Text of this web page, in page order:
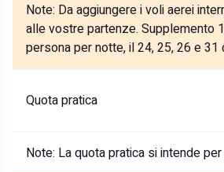
Note: Da aggiungere i voli aerei
alle vostre partenze. Supplemento
persona per notte, il 24, 25, 26 e 31
Quota pratica
Note: La quota pratica si intende